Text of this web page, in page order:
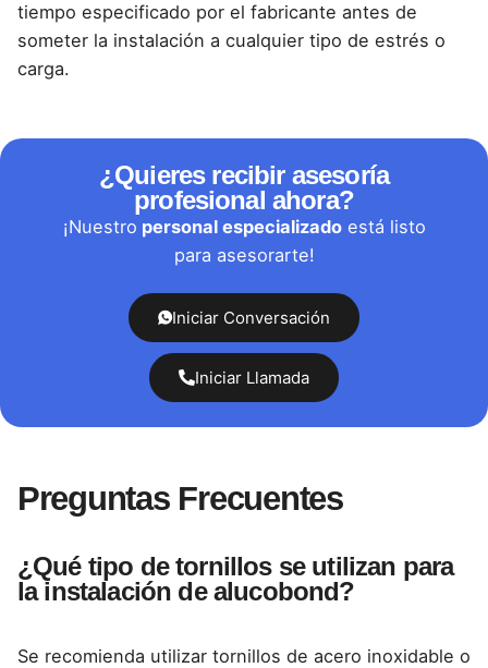
tiempo especificado por el fabricante antes de
someter la instalación a cualquier tipo de estrés o
carga.
¿Quieres recibir asesoría
profesional ahora?
¡Nuestro personal especializadoestá listo
para asesorarte!
Iniciar Conversación
Iniciar Llamada
Preguntas Frecuentes
¿Qué tipo de tornillos se utilizan para
la instalación de alucobond?
Se recomienda utilizar tornillos de acero inoxidable o